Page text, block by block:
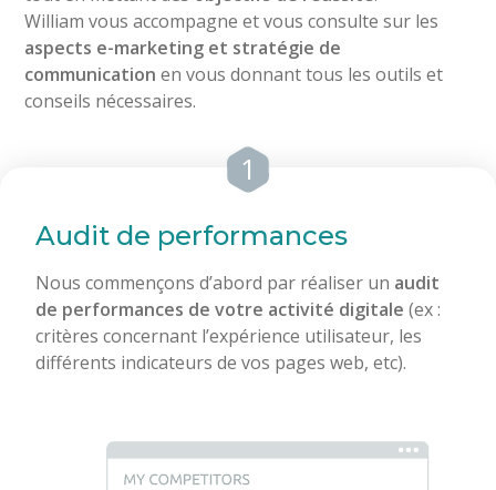
William vous accompagne et vous consulte sur les
aspects e-marketing et stratégie de
communication en vous donnant tous les outils et
conseils nécessaires.
1
Audit de performances
Nous commençons d’abord par réaliser un audit
de performances de votre activité digitale (ex :
critères concernant l’expérience utilisateur, les
différents indicateurs de vos pages web, etc).